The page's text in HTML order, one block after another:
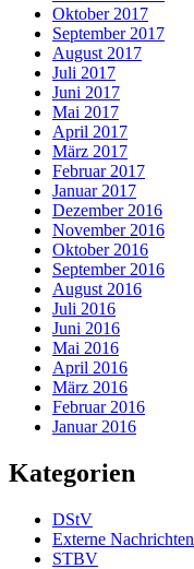
Oktober 2017
September 2017
August 2017
Juli 2017
Juni 2017
Mai 2017
April 2017
März 2017
Februar 2017
Januar 2017
Dezember 2016
November 2016
Oktober 2016
September 2016
August 2016
Juli 2016
Juni 2016
Mai 2016
April 2016
März 2016
Februar 2016
Januar 2016
Kategorien
DStV
Externe Nachrichten
STBV